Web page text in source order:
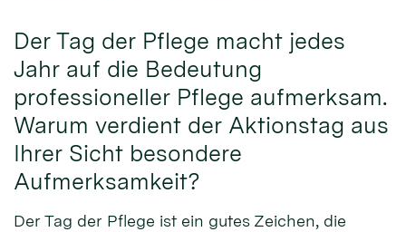
Der Tag der Pflege macht jedes
Jahr auf die Bedeutung
professioneller Pflege aufmerksam.
Warum verdient der Aktionstag aus
Ihrer Sicht besondere
Aufmerksamkeit?
Der Tag der Pflege ist ein gutes Zeichen, die